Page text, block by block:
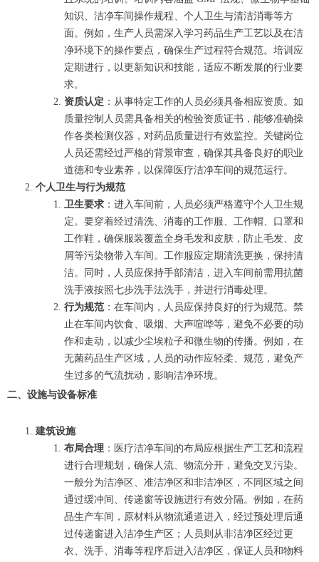
知识、洁净车间操作规程、个人卫生与清洁消毒等方
面。例如，生产人员需深入学习药品生产工艺以及在洁
净环境下的操作要点，确保生产过程符合规范。培训应
定期进行，以更新知识和技能，适应不断发展的行业要
求。
资质认定 ：从事特定工作的人员必须具备相应资质。如
质量控制人员需具备相关的检验资质证书，能够准确操
作各类检测仪器，对药品质量进行有效监控。关键岗位
人员还需经过严格的背景审查，确保其具备良好的职业
道德和专业素养，以保障医疗洁净车间的规范运行。
个人卫生与行为规范
卫生要求 ：进入车间前，人员必须严格遵守个人卫生规
定。要穿着经过清洗、消毒的工作服、工作帽、口罩和
工作鞋，确保服装覆盖全身毛发和皮肤，防止毛发、皮
屑等污染物带入车间。工作服应定期清洗更换，保持清
洁。同时，人员应保持手部清洁，进入车间前需用抗菌
洗手液按照七步洗手法洗手，并进行消毒处理。
行为规范 ：在车间内，人员应保持良好的行为规范。禁
止在车间内饮食、吸烟、大声喧哗等，避免不必要的动
作和走动，以减少尘埃粒子和微生物的传播。例如，在
无菌药品生产区域，人员的动作应轻柔、规范，避免产
生过多的气流扰动，影响洁净环境。
二、设施与设备标准
建筑设施
布局合理 ：医疗洁净车间的布局应根据生产工艺和流程
进行合理规划，确保人流、物流分开，避免交叉污染。
一般分为洁净区、准洁净区和非洁净区，不同区域之间
通过缓冲间、传递窗等设施进行有效分隔。例如，在药
品生产车间，原材料从物流通道进入，经过预处理后通
过传递窗进入洁净生产区；人员则从非洁净区经过更
衣、洗手、消毒等程序后进入洁净区，保证人员和物料